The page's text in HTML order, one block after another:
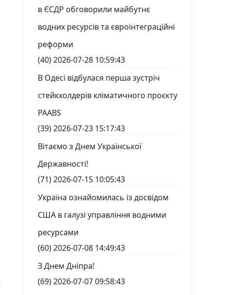
в ЄСДР обговорили майбутнє
водних ресурсів та євроінтеграційні
реформи
(40)2026-07-28 10:59:43
В Одесі відбулася перша зустріч
стейкхолдерів кліматичного проєкту
PAABS
(39)2026-07-23 15:17:43
Вітаємо з Днем Української
Державності!
(71)2026-07-15 10:05:43
Україна ознайомилась із досвідом
США в галузі управління водними
ресурсами
(60)2026-07-08 14:49:43
З Днем Дніпра!
(69)2026-07-07 09:58:43